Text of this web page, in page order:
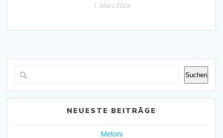
1. März 2024
Suchen
NEUESTE BEITRÄGE
Meloni